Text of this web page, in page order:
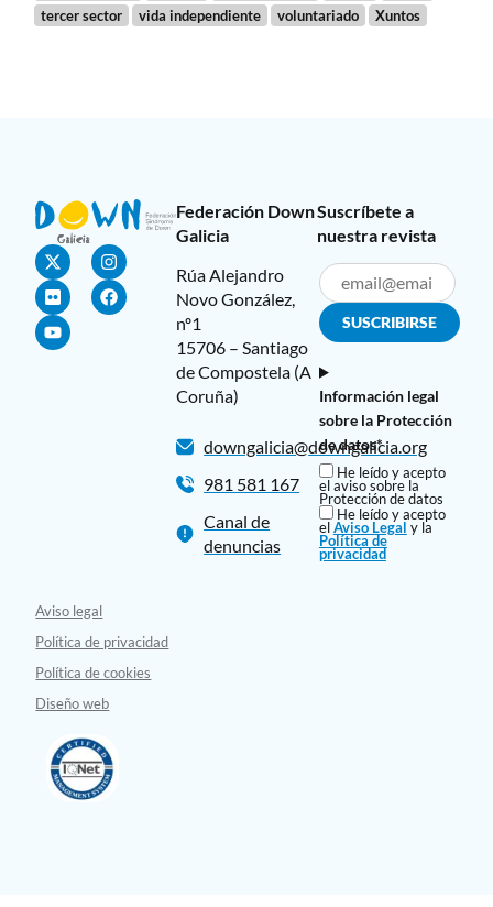
tercer sector
vida independiente voluntariado Xuntos
Federación Down
Galicia
Rúa Alejandro
Novo González,
nº1
15706 – Santiago
de Compostela (A
Coruña)
downgalicia@downgalicia.org
981 581 167
Canal de
denuncias
Suscríbete a
nuestra revista
Información legal
sobre la Protección
de datos*
He leído y acepto
el aviso sobre la
Protección de datos
He leído y acepto
elAviso Legal y la
Política de
privacidad
Aviso legal
Política de privacidad
Política de cookies
Diseño web